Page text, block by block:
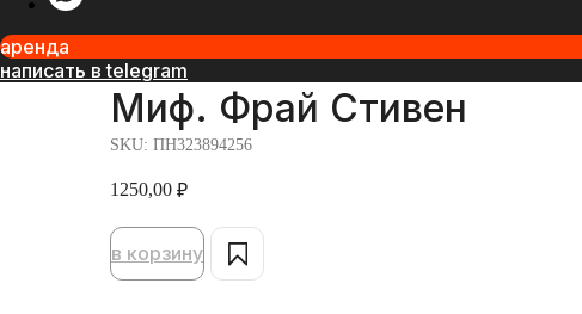
аренда
написать в telegram
Миф. Фрай Стивен
SKU: ПН323894256
1250,00 ₽
в корзину